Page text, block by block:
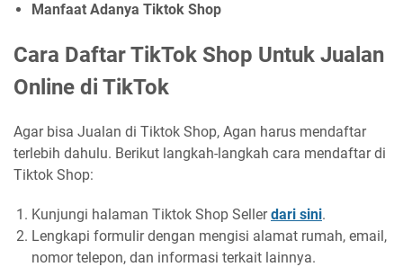
Manfaat Adanya Tiktok Shop
Cara Daftar TikTok Shop Untuk Jualan
Online di TikTok
Agar bisa Jualan di Tiktok Shop, Agan harus mendaftar
terlebih dahulu. Berikut langkah-langkah cara mendaftar di
Tiktok Shop:
Kunjungi halaman Tiktok Shop Sellerdari sini.
Lengkapi formulir dengan mengisi alamat rumah, email,
nomor telepon, dan informasi terkait lainnya.